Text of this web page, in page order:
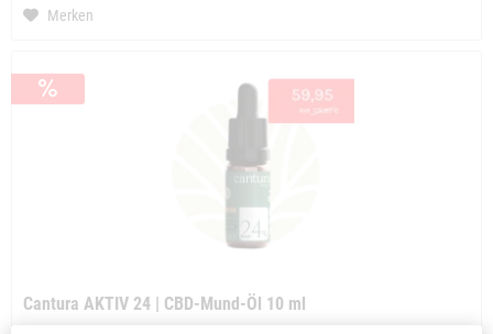
Merken
Cantura AKTIV 24 | CBD-Mund-Öl 10 ml